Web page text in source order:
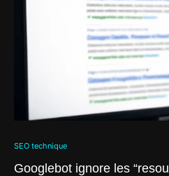
SEO technique
Googlebot ignore les